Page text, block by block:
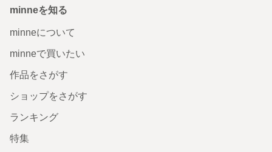
minneを知る
minneについて
minneで買いたい
作品をさがす
ショップをさがす
ランキング
特集